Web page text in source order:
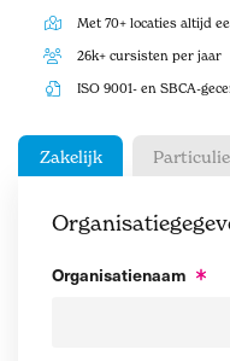
Met 70+ locaties altijd
26k+ cursisten per jaar
ISO 9001- en SBCA-
Zakelijk
Organisatienaam